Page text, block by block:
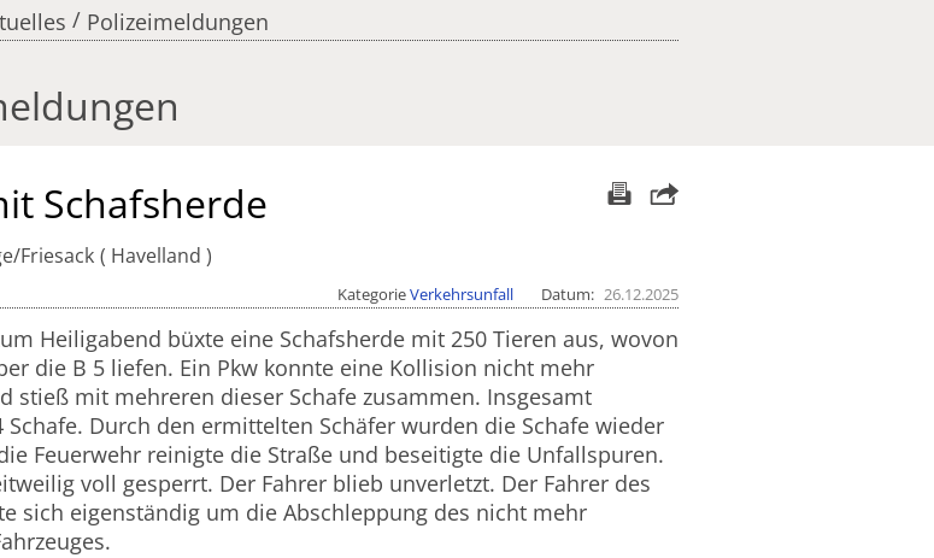
/ Polizeimeldungen
Schafsherde
Friesack Havelland
KategorieVerkehrsunfall Datum 26.12.2025
Heiligabend büxte eine Schafsherde mit 250 Tieren aus, wovon
die B 5 liefen. Ein Pkw konnte eine Kollision nicht mehr
stieß mit mehreren dieser Schafe zusammen. Insgesamt
Schafe. Durch den ermittelten Schäfer wurden die Schafe wieder
Feuerwehr reinigte die Straße und beseitigte die Unfallspuren.
voll gesperrt. Der Fahrer blieb unverletzt. Der Fahrer des
sich eigenständig um die Abschleppung des nicht mehr